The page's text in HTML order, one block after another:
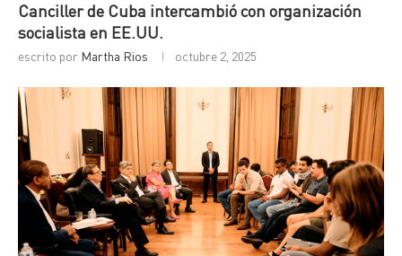
Canciller de Cuba intercambió con organización
socialista en EE.UU.
escrito por Martha Rios octubre 2, 2025